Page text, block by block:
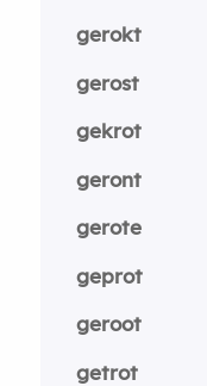
gerokt
gerost
gekrot
geront
gerote
geprot
geroot
getrot